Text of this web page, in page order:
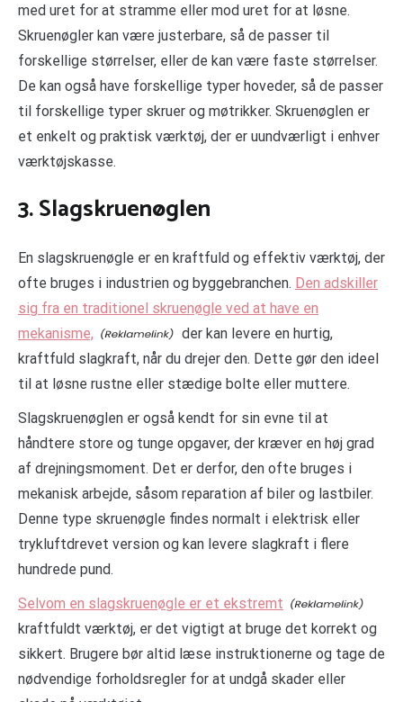
med uret for at stramme eller mod uret for at løsne.
Skruenøgler kan være justerbare, så de passer til
forskellige størrelser, eller de kan være faste størrelser.
De kan også have forskellige typer hoveder, så de passer
til forskellige typer skruer og møtrikker. Skruenøglen er
et enkelt og praktisk værktøj, der er uundværligt i enhver
værktøjskasse.
3. Slagskruenøglen
En slagskruenøgle er en kraftfuld og effektiv værktøj, der
ofte bruges i industrien og byggebranchen. Den adskiller
sig fra en traditionel skruenøgle ved at have en
mekanisme,
der kan levere en hurtig,
kraftfuld slagkraft, når du drejer den. Dette gør den ideel
til at løsne rustne eller stædige bolte eller muttere.
Slagskruenøglen er også kendt for sin evne til at
håndtere store og tunge opgaver, der kræver en høj grad
af drejningsmoment. Det er derfor, den ofte bruges i
mekanisk arbejde, såsom reparation af biler og lastbiler.
Denne type skruenøgle findes normalt i elektrisk eller
trykluftdrevet version og kan levere slagkraft i flere
hundrede pund.
Selvom en slagskruenøgle er et ekstremt
kraftfuldt værktøj, er det vigtigt at bruge det korrekt og
sikkert. Brugere bør altid læse instruktionerne og tage de
nødvendige forholdsregler for at undgå skader eller